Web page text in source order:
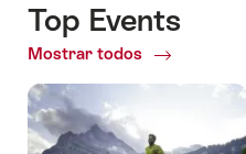
Top Events
Mostrar todos
Top